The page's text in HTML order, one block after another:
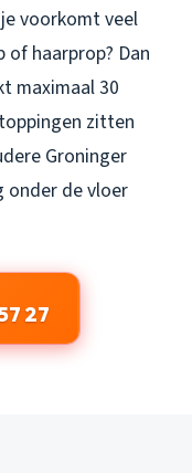
voorkomt veel
of haarprop? Dan
maximaal 30
zitten
Groninger
onder de vloer
27